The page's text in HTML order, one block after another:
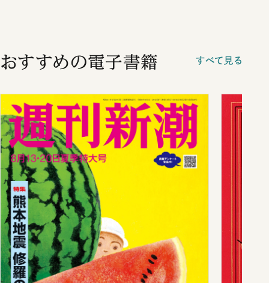
おすすめの電子書籍 すべて見る